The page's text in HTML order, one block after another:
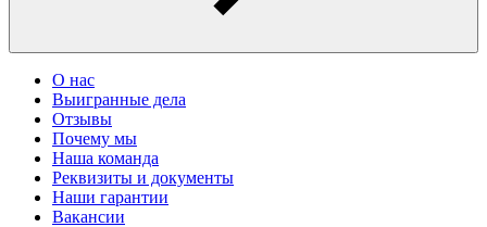
О нас
Выигранные дела
Отзывы
Почему мы
Наша команда
Реквизиты и документы
Наши гарантии
Вакансии